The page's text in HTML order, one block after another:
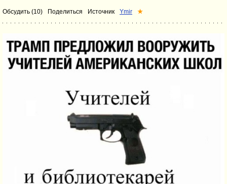
Обсудить (10) Поделиться Источник Ymir ★